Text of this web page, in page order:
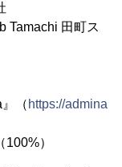
田町ス
（ https://admina
）